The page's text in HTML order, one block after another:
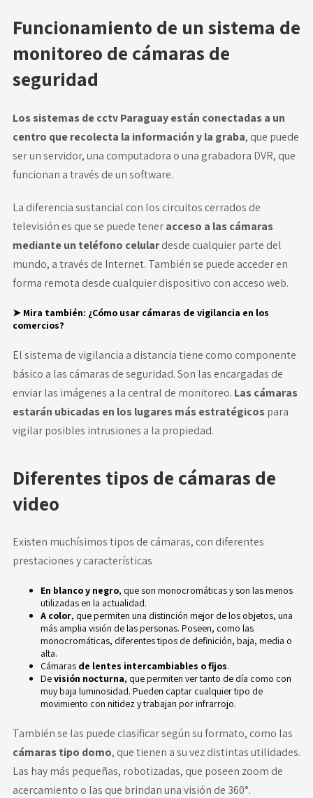
Funcionamiento de un sistema de
monitoreo de cámaras de
seguridad
Los sistemas de cctv Paraguay están conectadas a un
centro que recolecta la información y la graba, que puede
ser un servidor, una computadora o una grabadora DVR, que
funcionan a través de un software.
La diferencia sustancial con los circuitos cerrados de
televisión es que se puede teneracceso a las cámaras
mediante un teléfono celulardesde cualquier parte del
mundo, a través de Internet. También se puede acceder en
forma remota desde cualquier dispositivo con acceso web.
➤ Mira también: ¿Cómo usar cámaras de vigilancia en los
comercios?
El sistema de vigilancia a distancia tiene como componente
básico a las cámaras de seguridad. Son las encargadas de
enviar las imágenes a la central de monitoreo. Las cámaras
estarán ubicadas en los lugares más estratégicospara
vigilar posibles intrusiones a la propiedad.
Diferentes tipos de cámaras de
video
Existen muchísimos tipos de cámaras, con diferentes
prestaciones y características
En blanco y negro, que son monocromáticas y son las menos
utilizadas en la actualidad.
A color, que permiten una distinción mejor de los objetos, una
más amplia visión de las personas. Poseen, como las
monocromáticas, diferentes tipos de definición, baja, media o
alta.
Cámarasde lentes intercambiables o fijos.
Devisión nocturna, que permiten ver tanto de día como con
muy baja luminosidad. Pueden captar cualquier tipo de
movimiento con nitidez y trabajan por infrarrojo.
También se las puede clasificar según su formato, como las
cámaras tipo domo, que tienen a su vez distintas utilidades.
Las hay más pequeñas, robotizadas, que poseen zoom de
acercamiento o las que brindan una visión de 360°.